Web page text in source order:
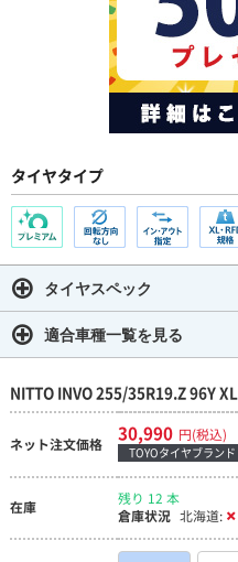
タイヤタイプ
タイヤスペック
適合車種一覧を見る
NITTO INVO 255/35R19.Z 96Y XL
ネット注文価格 30,990 円(税込)
TOYOタイヤブランド
在庫
残り 12 本
倉庫状況 北海道: